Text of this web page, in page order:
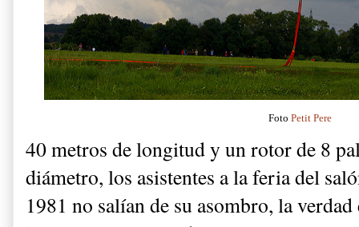
FotoPetit Pere
40 metros de longitud y un rotor de 8
diámetro, los asistentes a la feria del
1981 no salían de su asombro, la